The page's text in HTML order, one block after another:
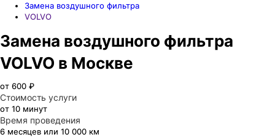
Замена воздушного фильтра
VOLVO
Замена воздушного фильтра
VOLVO в Москве
от 600 ₽
Стоимость услуги
от 10 минут
Время проведения
6 месяцев или 10 000 км